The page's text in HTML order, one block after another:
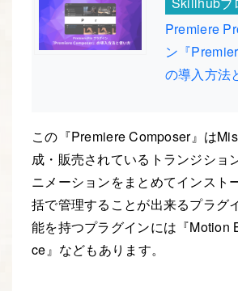
Premiere
ン『
の導入方法
この『Premiere Composer』は
成・販売されているトランジショ
ニメーションをまとめてインスト
括で管理することが出来るプラグ
能を持つプラグインには『Motion
ce』などもあります。